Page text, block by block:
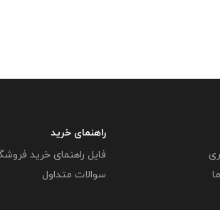
راهنمای خرید
فایل راهنمای خرید
سوالات متداول